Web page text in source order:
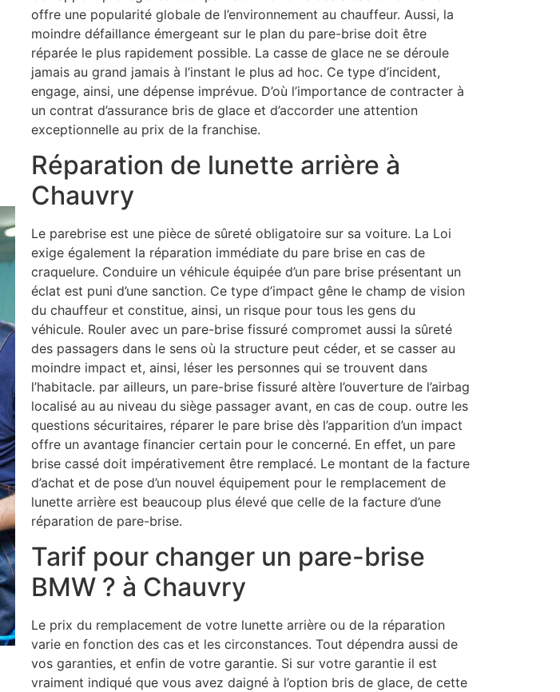
offre une popularité globale de l’environnement au chauffeur. Aussi, la
moindre défaillance émergeant sur le plan du pare-brise doit être
réparée le plus rapidement possible. La casse de glace ne se déroule
jamais au grand jamais à l’instant le plus ad hoc. Ce type d’incident,
engage, ainsi, une dépense imprévue. D’où l’importance de contracter à
un contrat d’assurance bris de glace et d’accorder une attention
exceptionnelle au prix de la franchise.
Réparation de lunette arrière à
Chauvry
Le parebrise est une pièce de sûreté obligatoire sur sa voiture. La Loi
exige également la réparation immédiate du pare brise en cas de
craquelure. Conduire un véhicule équipée d’un pare brise présentant un
éclat est puni d’une sanction. Ce type d’impact gêne le champ de vision
du chauffeur et constitue, ainsi, un risque pour tous les gens du
véhicule. Rouler avec un pare-brise fissuré compromet aussi la sûreté
des passagers dans le sens où la structure peut céder, et se casser au
moindre impact et, ainsi, léser les personnes qui se trouvent dans
l’habitacle. par ailleurs, un pare-brise fissuré altère l’ouverture de l’airbag
localisé au au niveau du siège passager avant, en cas de coup. outre les
questions sécuritaires, réparer le pare brise dès l’apparition d’un impact
offre un avantage financier certain pour le concerné. En effet, un pare
brise cassé doit impérativement être remplacé. Le montant de la facture
d’achat et de pose d’un nouvel équipement pour le remplacement de
lunette arrière est beaucoup plus élevé que celle de la facture d’une
réparation de pare-brise.
Tarif pour changer un pare-brise
BMW ? à Chauvry
Le prix du remplacement de votre lunette arrière ou de la réparation
varie en fonction des cas et les circonstances. Tout dépendra aussi de
vos garanties, et enfin de votre garantie. Si sur votre garantie il est
vraiment indiqué que vous avez daigné à l’option bris de glace, de cette